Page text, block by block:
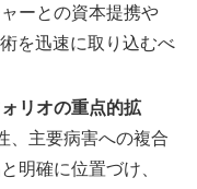
ーとの資本提携や
を迅速に取り込むべ
リオの重点的拡
、主要病害への複合
明確に位置づけ、